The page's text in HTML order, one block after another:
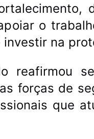
o
na
reafirmou
forças de
que